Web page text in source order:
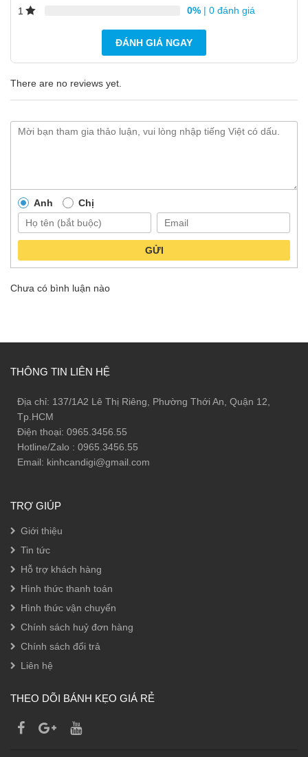
1
0% | 0 đánh giá
ĐÁNH GIÁ NGAY
There are no reviews yet.
Anh Chị
GỬI
Chưa có bình luận nào
THÔNG TIN LIÊN HỆ
Địa chỉ: 137/1A2 Lê Thị Riêng, Phường Thới An, Quận 12,
Tp.HCM
Điện thoại: 0965.3456.55
Hotline/Zalo : 0965.3456.55
Email: kinhcandigi@gmail.com
TRỢ GIÚP
Giới thiệu
Tin tức
Hỗ trợ khách hàng
Hình thức thanh toán
Hình thức vận chuyển
Chính sách huỷ đơn hàng
Chính sách đổi trả
Liên hệ
THEO DÕI BÁNH KẸO GIÁ RẺ